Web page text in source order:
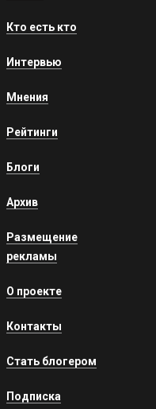
Кто есть кто
Интервью
Мнения
Рейтинги
Блоги
Архив
Размещение
рекламы
О проекте
Контакты
Стать блогером
Подписка